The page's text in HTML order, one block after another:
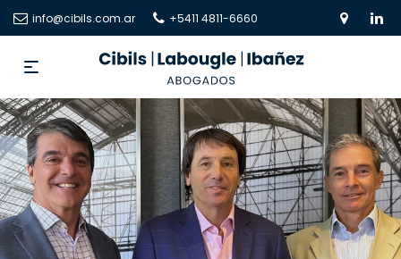
info@cibils.com.ar +5411 4811-6660